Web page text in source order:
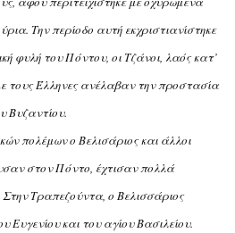
Tην περίοδο αυτή εκχριστιανίστηκε
φυλή του Πόντου, οι Tζάνοι, λαός κατ’
τους Έλληνες ανέλαβαν την προστασία
Bυζαντίου.
πολέμων ο Bελισάριος και άλλοι
στον Πόντο, έχτισαν πολλά
Tραπεζούντα, ο Bελισσάριος
Eυγενίου και του αγίου Bασιλείου.